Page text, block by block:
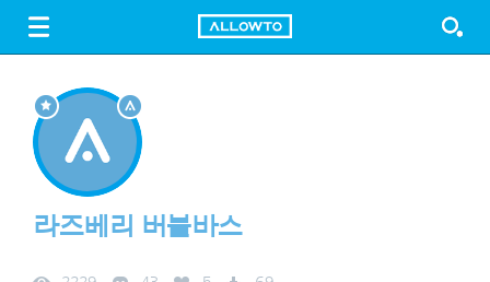
FREE DOWNLOAD
라즈베리 버블바스